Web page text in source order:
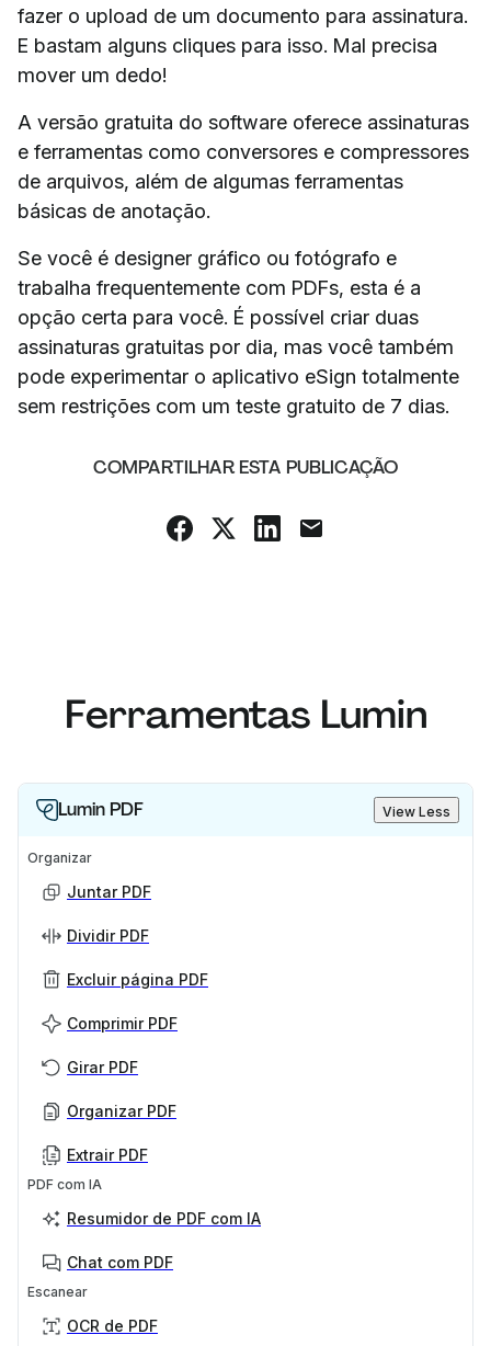
fazer o upload de um documento para assinatura.
E bastam alguns cliques para isso. Mal precisa
mover um dedo!
A versão gratuita do software oferece assinaturas
e ferramentas como conversores e compressores
de arquivos, além de algumas ferramentas
básicas de anotação.
Se você é designer gráfico ou fotógrafo e
trabalha frequentemente com PDFs, esta é a
opção certa para você. É possível criar duas
assinaturas gratuitas por dia, mas você também
pode experimentar o aplicativo eSign totalmente
sem restrições com um teste gratuito de 7 dias.
COMPARTILHAR ESTA PUBLICAÇÃO
Ferramentas Lumin
Lumin PDF View Less
Organizar
Juntar PDF
Dividir PDF
Excluir página PDF
Comprimir PDF
Girar PDF
Organizar PDF
Extrair PDF
PDF com IA
Resumidor de PDF com IA
Chat com PDF
Escanear
OCR de PDF